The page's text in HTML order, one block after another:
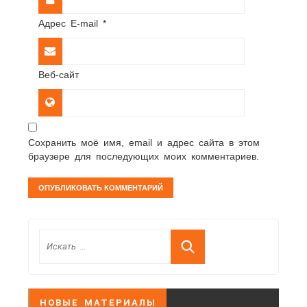
Адрес E-mail *
Веб-сайт
Сохранить моё имя, email и адрес сайта в этом
браузере для последующих моих комментариев.
НОВЫЕ МАТЕРИАЛЫ